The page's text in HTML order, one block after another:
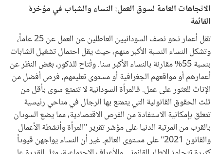
الاتجاهات العامة لسوق العمل: النساء والشباب في مؤخرة
القائمة
تقل أعمار نحو نصف السودانيين العاطلين عن العمل عن 25 عاماً،
وتشكل النساء النسبة الأكبر منهم، حيث يقل احتمال تشغيل الشابات
بنسبة 55% مقارنة بالنساء الأكبر سنا. وتُتاح للذكور، بغض النظر عن
أعمارهم أو مواقعهم الجغرافية أو مستوى تعليمهم، فرص أفضل من
الإناث للعثور على عمل. فالمرأة السودانية لا تتمتع سوى بأقل من
ثلث الحقوق القانونية التي يتمتع بها الرجال في مناحي رئيسية
تتعلق بإمكانية الاستفادة من الفرص الاقتصادية، مما يضع السودان
بالقرب من المرتبة الدنيا على مؤشر تقرير "المرأة وأنشطة الأعمال
والقانون 2021" على مستوى العالم. غير أن النساء يواجهن قيوداً